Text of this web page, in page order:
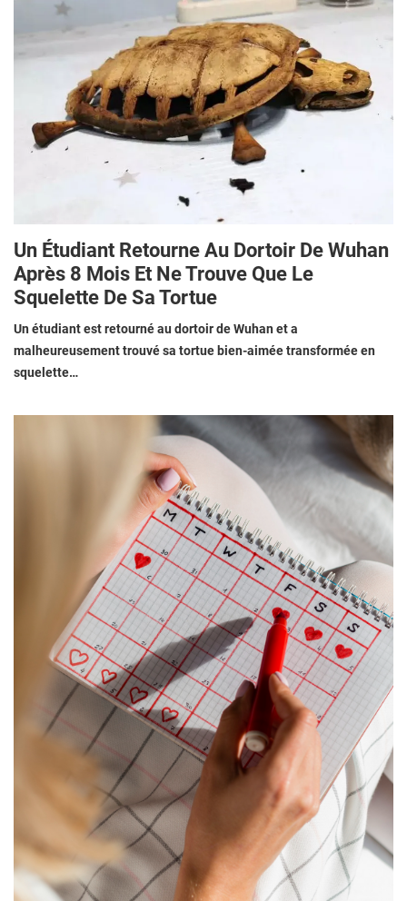
Un Étudiant Retourne Au Dortoir De Wuhan
Après 8 Mois Et Ne Trouve Que Le
Squelette De Sa Tortue
Un étudiant est retourné au dortoir de Wuhan et a
malheureusement trouvé sa tortue bien-aimée transformée en
squelette…